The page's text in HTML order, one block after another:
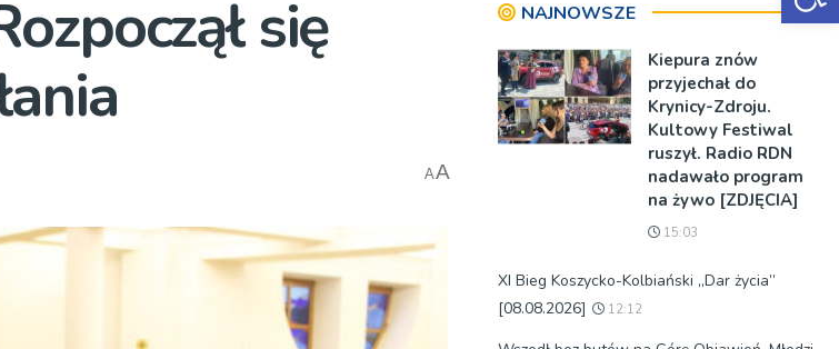
się
AA
NAJNOWSZE
Kiepura znów
przyjechał do
Krynicy-Zdroju.
Kultowy Festiwal
ruszył. Radio RDN
nadawało program
na żywo [ZDJĘCIA]
15:03
XI Bieg Koszycko-Kolbiański „Dar życia”
[08.08.2026]
12:12